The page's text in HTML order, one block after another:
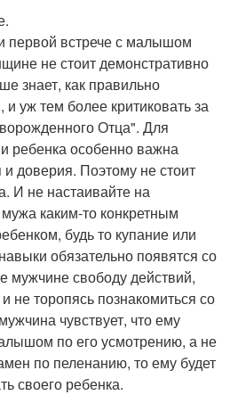
первой встрече с малышом
не стоит демонстративно
знает, как правильно
уж тем более критиковать за
Отца". Для
ребенка особенно важна
доверия. Поэтому не стоит
И не настаивайте на
каким-то конкретным
будь то купание или
обязательно появятся со
мужчине свободу действий,
не торопясь познакомиться со
чувствует, что ему
по его усмотрению, а не
по пеленанию, то ему будет
своего ребенка.